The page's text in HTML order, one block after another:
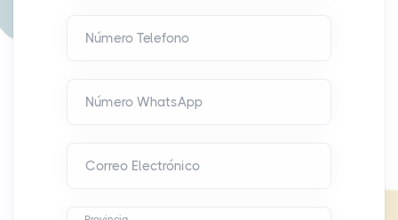
Número Telefono
Número WhatsApp
Correo Electrónico